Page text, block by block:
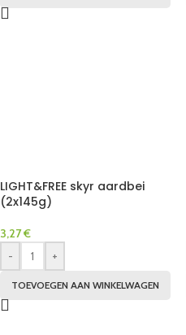
LIGHT&FREE skyr aardbei
(2x145g)
3,27€
-
+
TOEVOEGEN AAN WINKELWAGEN